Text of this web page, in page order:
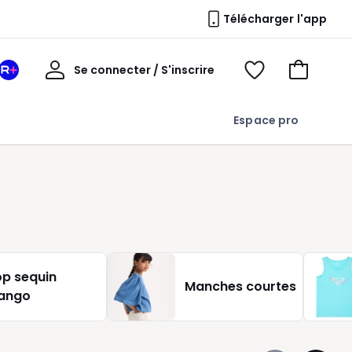
Télécharger l'app
Espace pro
Mon
Se connecter / S'inscrire
Mon
Voir
Voir
sequin
Manches courtes